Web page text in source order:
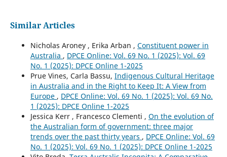
Similar Articles
Nicholas Aroney , Erika Arban , Constituent power in
Australia , DPCE Online: Vol. 69 No. 1 (2025): Vol. 69
No. 1 (2025): DPCE Online 1-2025
Prue Vines, Carla Bassu, Indigenous Cultural Heritage
in Australia and in the Right to Keep It: A View from
Europe , DPCE Online: Vol. 69 No. 1 (2025): Vol. 69 No.
1 (2025): DPCE Online 1-2025
Jessica Kerr , Francesco Clementi , On the evolution of
the Australian form of government: three major
trends over the past thirty years , DPCE Online: Vol. 69
No. 1 (2025): Vol. 69 No. 1 (2025): DPCE Online 1-2025